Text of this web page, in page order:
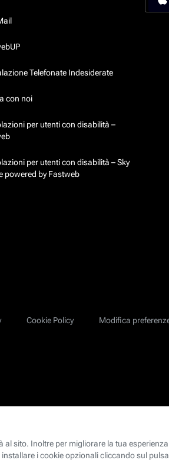
Telefonate Indesiderate
con noi
per utenti con disabilità –
per utenti con disabilità – Sky
powered by Fastweb
Cookie Policy Modifica